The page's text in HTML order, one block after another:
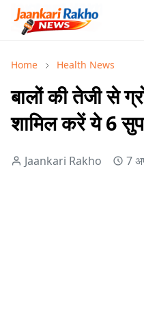
Home Health News
बालों की तेजी से
शामिल करें ये 6
Jaankari Rakho 7